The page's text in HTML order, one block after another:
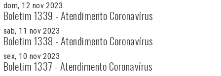
dom, 12 nov 2023
Boletim 1339 - Atendimento Coronavírus
sab, 11 nov 2023
Boletim 1338 - Atendimento Coronavírus
sex, 10 nov 2023
Boletim 1337 - Atendimento Coronavírus